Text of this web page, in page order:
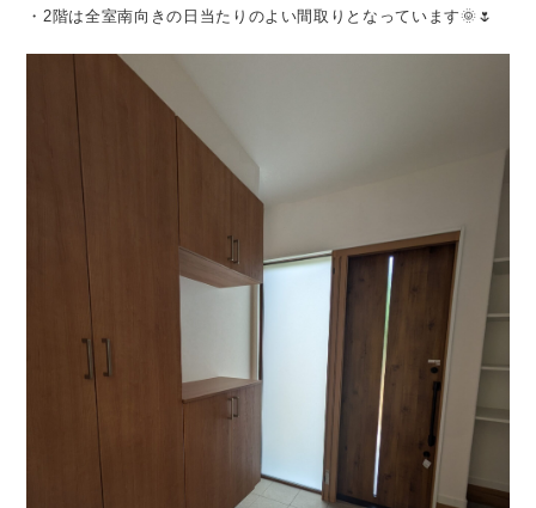
・2階は全室南向きの日当たりのよい間取りとなっています🌞🌷